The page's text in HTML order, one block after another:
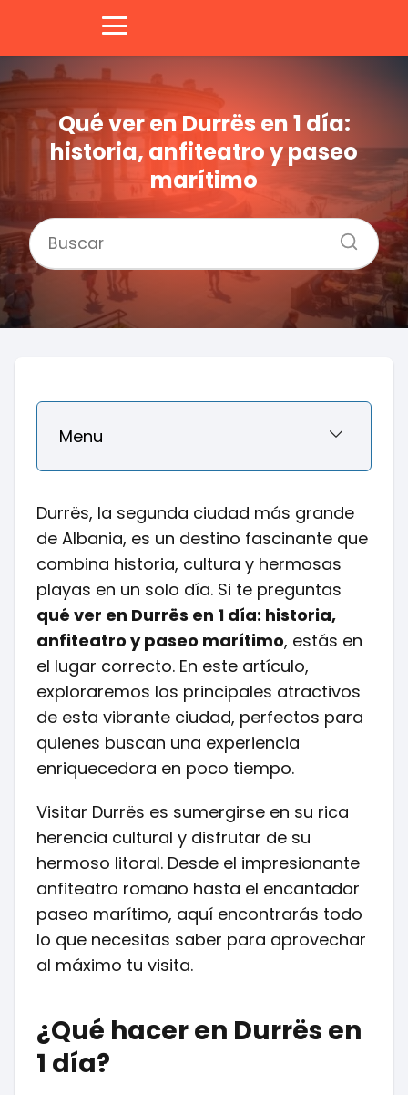
Qué ver en Durrës en 1 día:
historia, anfiteatro y paseo
marítimo
Menu
Durrës, la segunda ciudad más grande
de Albania, es un destino fascinante que
combina historia, cultura y hermosas
playas en un solo día. Si te preguntas
qué ver en Durrës en 1 día: historia,
anfiteatro y paseo marítimo, estás en
el lugar correcto. En este artículo,
exploraremos los principales atractivos
de esta vibrante ciudad, perfectos para
quienes buscan una experiencia
enriquecedora en poco tiempo.
Visitar Durrës es sumergirse en su rica
herencia cultural y disfrutar de su
hermoso litoral. Desde el impresionante
anfiteatro romano hasta el encantador
paseo marítimo, aquí encontrarás todo
lo que necesitas saber para aprovechar
al máximo tu visita.
¿Qué hacer en Durrës en
1 día?